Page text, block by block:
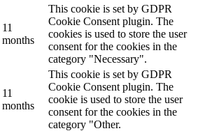
11
months
This cookie is set by GDPR
Cookie Consent plugin. The
cookies is used to store the user
consent for the cookies in the
category "Necessary".
11
months
This cookie is set by GDPR
Cookie Consent plugin. The
cookie is used to store the user
consent for the cookies in the
category "Other.